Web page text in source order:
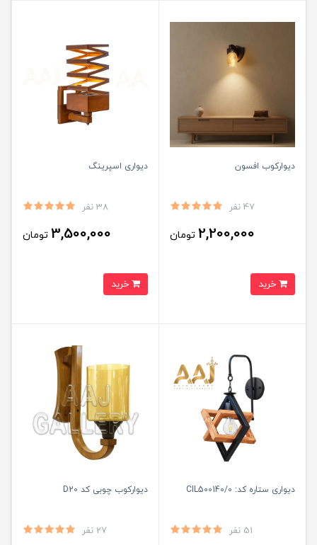
دیوارکوب افسون
47 نفر
2,200,000 تومان
دیواری اسپرینگ
38 نفر
3,500,000 تومان
دیواری ستاره کد: CIL500140/0
51 نفر
دیوارکوب چوبی کد D20
27 نفر